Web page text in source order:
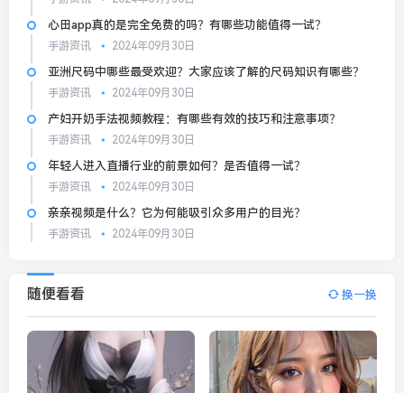
心田app真的是完全免费的吗？有哪些功能值得一试？
手游资讯 2024年09月30日
亚洲尺码中哪些最受欢迎？大家应该了解的尺码知识有哪些？
手游资讯 2024年09月30日
产妇开奶手法视频教程：有哪些有效的技巧和注意事项？
手游资讯 2024年09月30日
年轻人进入直播行业的前景如何？是否值得一试？
手游资讯 2024年09月30日
亲亲视频是什么？它为何能吸引众多用户的目光？
手游资讯 2024年09月30日
随便看看 换一换